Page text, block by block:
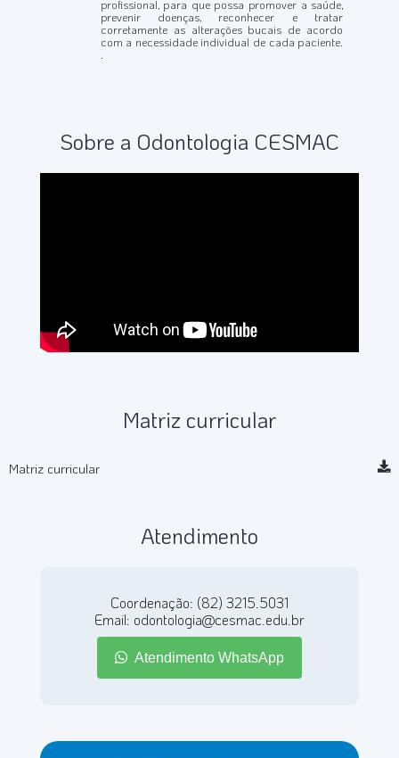
profissional, para que possa promover a saúde,
prevenir doenças, reconhecer e tratar
corretamente as alterações bucais de acordo
com a necessidade individual de cada paciente.
Sobre a Odontologia CESMAC
Matriz curricular
Matriz curricular
Atendimento
Coordenação: (82) 3215.5031
Email: odontologia@cesmac.edu.br
Atendimento WhatsApp